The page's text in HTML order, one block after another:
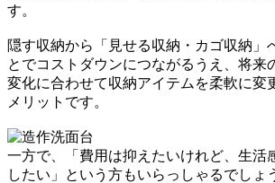
す。
隠す収納から「見せる収納・カゴ収納」
とでコストダウンにつながるうえ、将来
変化に合わせて収納アイテムを柔軟に変
メリットです。
一方で、「費用は抑えたいけれど、生活
したい」という方もいらっしゃるでしょ